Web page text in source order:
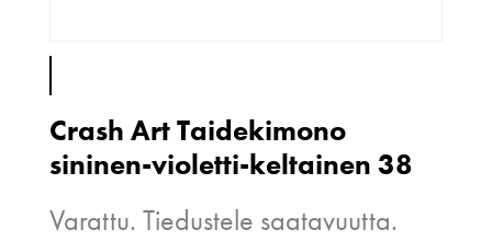
Crash Art Taidekimono
sininen-violetti-keltainen 38
Varattu. Tiedustele saatavuutta.